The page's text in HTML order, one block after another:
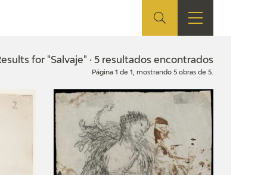
SHOP EDUCA
RECURSOS
EDUCATIVOS
ARASAAC
for "Salvaje" · 5 resultados encontrados
Página 1 de 1, mostrando 5 obras de 5.